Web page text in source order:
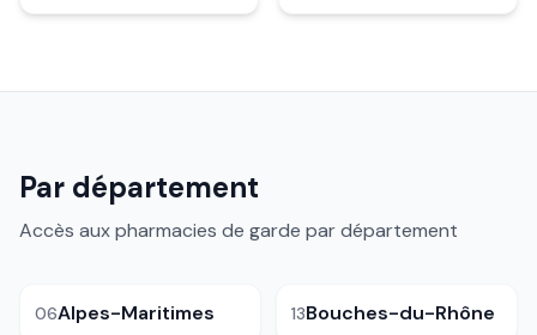
Par département
Accès aux pharmacies de garde par département
06Alpes-Maritimes 13Bouches-du-Rhône